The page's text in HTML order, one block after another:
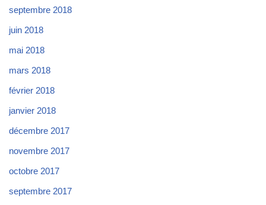
septembre 2018
juin 2018
mai 2018
mars 2018
février 2018
janvier 2018
décembre 2017
novembre 2017
octobre 2017
septembre 2017